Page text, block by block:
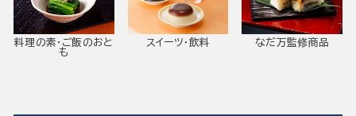
料理の素・ご飯のおと
も
スイーツ・飲料 なだ万監修商品